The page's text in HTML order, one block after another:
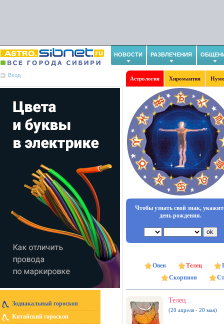
НОВОСТИ РАЗВЛЕЧЕНИЯ
Вход
Астрология Хиромантия
Зодиакальный гороскоп
Китайский гороскоп
Чтобы узнать свой знак,
день рождения.
Овен Телец
Скорпион
Телец
(20 апреля - 20 мая)